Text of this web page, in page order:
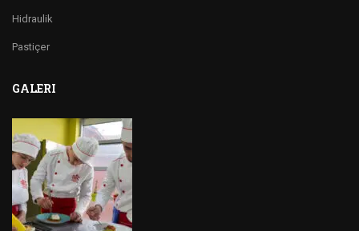
Hidraulik
Pastiçer
GALERI